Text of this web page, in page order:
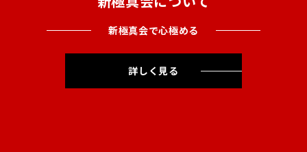
新極真会で心極める
詳しく見る